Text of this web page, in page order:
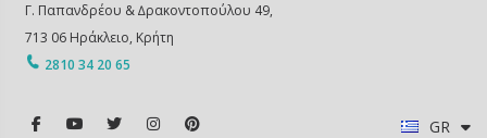
Γ. Παπανδρέου & ∆ρακοντοπούλου 49,
713 06 Ηράκλειο, Κρήτη
2810 34 20 65
GR